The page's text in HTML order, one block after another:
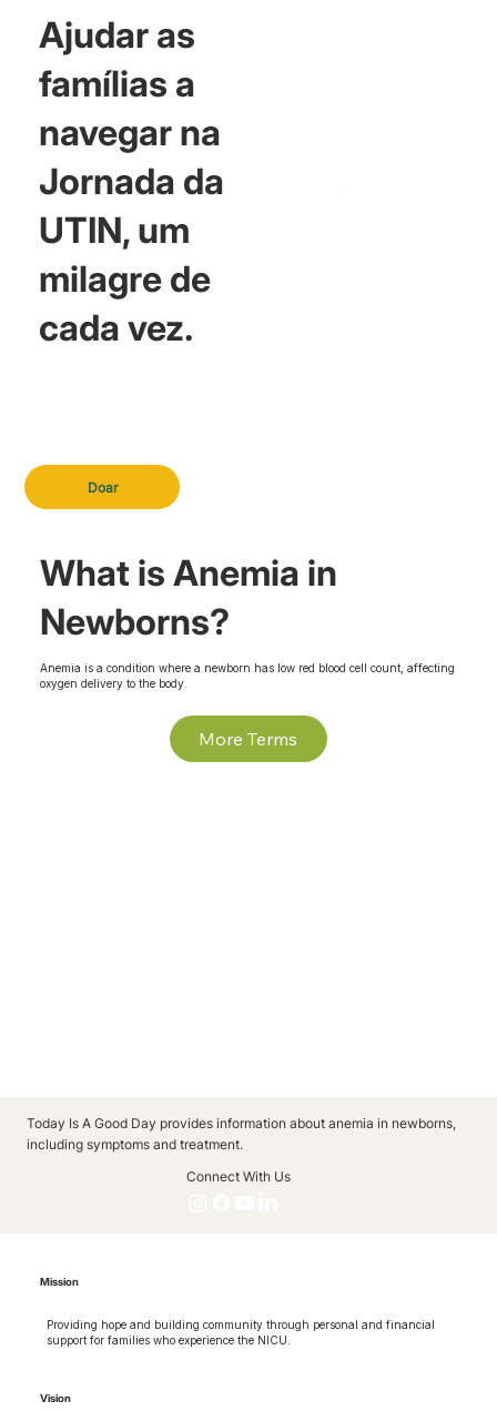
Doar
Ajudar as
famílias a
navegar na
Jornada da
UTIN, um
milagre de
cada vez.
What is Anemia in
Newborns?
Anemia is a condition where a newborn has low red blood cell count, affecting
oxygen delivery to the body.
More Terms
Today Is A Good Day provides information about anemia in newborns,
including symptoms and treatment.
Connect With Us
Mission
Providing hope and building community through personal and financial
support for families who experience the NICU.
Vision